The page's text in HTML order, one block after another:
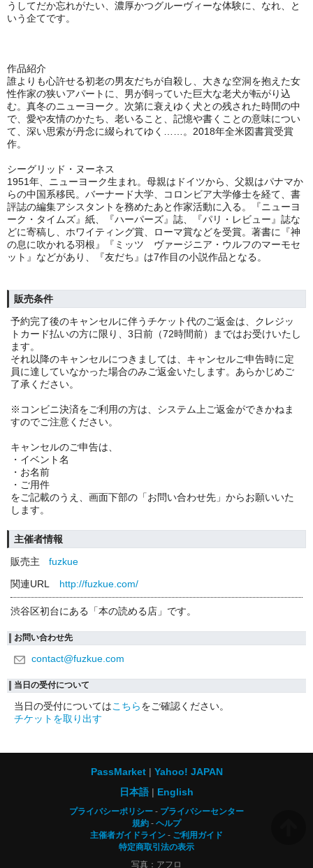
うしてだか忘れがたい、濃厚かつグルーヴィーな体験に、なれ、と
いう企てです。
作品紹介
誰よりも心許せる初老の男友だちが自殺し、大きな空洞を抱えた女
性作家の狭いアパートに、男が飼っていた巨大な老犬が転がり込
む。真冬のニューヨーク。次第に衰えゆく犬との残された時間の中
で、愛や友情のかたち、老いること、記憶や書くことの意味につい
て、深い思索が丹念に綴られてゆく……。2018年全米図書賞受賞
作。
シーグリッド・ヌーネス
1951年、ニューヨーク生まれ。母親はドイツから、父親はパナマか
らの中国系移民。バーナード大学、コロンビア大学修士を経て、書
評誌の編集アシスタントを務めたあと作家活動に入る。『ニューヨ
ーク・タイムズ』紙、『ハーパーズ』誌、『パリ・レビュー』誌な
どに寄稿し、ホワイティング賞、ローマ賞などを受賞。著書に『神
の息に吹かれる羽根』『ミッツ ヴァージニア・ウルフのマーモセ
ット』などがあり、『友だち』は7作目の小説作品となる。
販売条件
予約完了後のキャンセルに伴うチケット代のご返金は、クレジッ
トカード払いの方に限り、3日前（72時間前）まではお受けいたし
ます。
それ以降のキャンセルにつきましては、キャンセルご申告時に定
員に達していなかった場合のみご返金いたします。あらかじめご
了承ください。
※コンビニ決済をご利用の方は、システム上ご返金ができかねま
すのでご注意ください。
キャンセルのご申告は、
・イベント名
・お名前
・ご用件
をご記載のうえ、画面下部の「お問い合わせ先」からお願いいた
します。
主催者情報
販売主
fuzkue
関連URL
http://fuzkue.com/
渋谷区初台にある「本の読める店」です。
お問い合わせ先
contact@fuzkue.com
当日の受付について
当日の受付についてはこちらをご確認ください。
チケットを取り出す
PassMarket
Yahoo! JAPAN
日本語
English
プライバシーポリシー
プライバシーセンター
規約
ヘルプ
主催者ガイドライン
ご利用ガイド
特定商取引法の表示
写真：アフロ